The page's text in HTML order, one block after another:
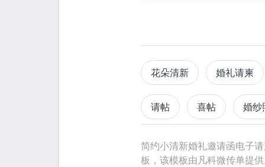
花朵清新 婚礼请柬
请帖 喜帖 婚纱
简约小清新婚礼邀请函电子
板，该模板由凡科微传单提